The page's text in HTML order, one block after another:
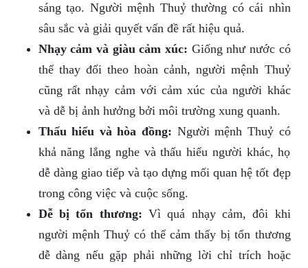
sáng tạo. Người mệnh Thuỷ thường có cái nhìn
sâu sắc và giải quyết vấn đề rất hiệu quả.
Nhạy cảm và giàu cảm xúc: Giống như nước có
thể thay đổi theo hoàn cảnh, người mệnh Thuỷ
cũng rất nhạy cảm với cảm xúc của người khác
và dễ bị ảnh hưởng bởi môi trường xung quanh.
Thấu hiểu và hòa đồng: Người mệnh Thuỷ có
khả năng lắng nghe và thấu hiểu người khác, họ
dễ dàng giao tiếp và tạo dựng mối quan hệ tốt đẹp
trong công việc và cuộc sống.
Dễ bị tổn thương: Vì quá nhạy cảm, đôi khi
người mệnh Thuỷ có thể cảm thấy bị tổn thương
dễ dàng nếu gặp phải những lời chỉ trích hoặc